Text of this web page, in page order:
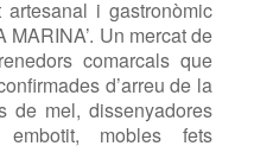
i gastronòmic
MARINA’. Un mercat de
comarcals que
d’arreu de la
de mel, dissenyadores
embotit, mobles fets